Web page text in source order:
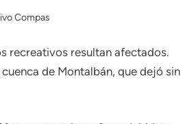
Compas
recreativos resultan afectados.
de Montalbán, que dejó sin